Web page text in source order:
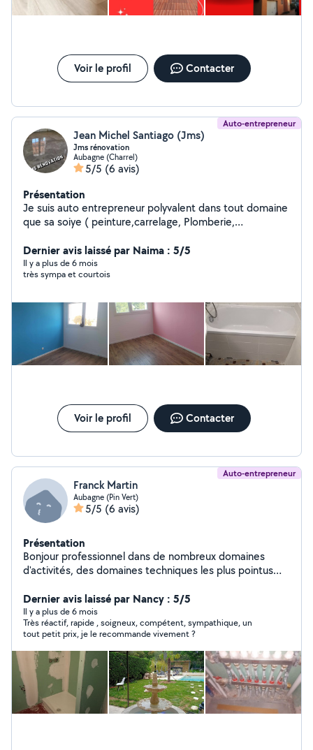
Voir le profil Contacter
Auto-entrepreneur
Jean Michel Santiago (Jms)
Jms rénovation
Aubagne (Charrel)
5/5 (6 avis)
Présentation
Je suis auto entrepreneur polyvalent dans tout domaine
que sa soiye ( peinture,carrelage, Plomberie,
et bien d'autres choses je vous propose mes services si
vous été intéressé veuillez me contacter. Possibilité de
vous faire vos devis
Dernier avis laissé par Naima : 5/5
Il y a plus de 6 mois
très sympa et courtois
Voir le profil Contacter
Auto-entrepreneur
Franck Martin
Aubagne (Pin Vert)
5/5 (6 avis)
Présentation
Bonjour professionnel dans de nombreux domaines
d'activités, des domaines techniques les plus pointus
envergure, jusqu'à la formation dans l'ingénierie
technologique. N'hésitez pas à me contacter.
Dernier avis laissé par Nancy : 5/5
Il y a plus de 6 mois
Très réactif, rapide , soigneux, compétent, sympathique, un
tout petit prix, je le recommande vivement ?